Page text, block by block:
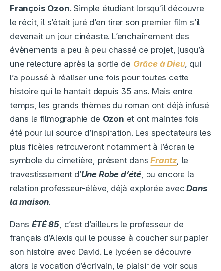
François Ozon. Simple étudiant lorsqu’il découvre
le récit, il s’était juré d’en tirer son premier film s’il
devenait un jour cinéaste. L’enchaînement des
évènements a peu à peu chassé ce projet, jusqu’à
une relecture après la sortie de Grâce à Dieu, qui
l’a poussé à réaliser une fois pour toutes cette
histoire qui le hantait depuis 35 ans. Mais entre
temps, les grands thèmes du roman ont déjà infusé
dans la filmographie de Ozon et ont maintes fois
été pour lui source d’inspiration. Les spectateurs les
plus fidèles retrouveront notamment à l’écran le
symbole du cimetière, présent dansFrantz, le
travestissement d’Une Robe d’été , ou encore la
relation professeur-élève, déjà explorée avecDans
la maison.
DansÉTÉ 85, c’est d’ailleurs le professeur de
français d’Alexis qui le pousse à coucher sur papier
son histoire avec David. Le lycéen se découvre
alors la vocation d’écrivain, le plaisir de voir sous